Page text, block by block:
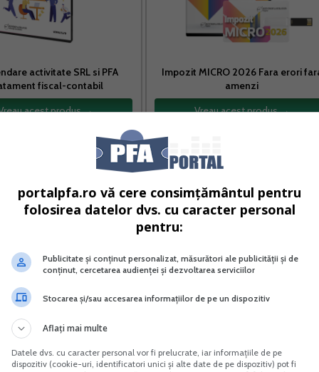
activitate SRL si PFA
fiscal-contabil
acest produs →
Impozit MICRO 2026 Fara erori
amenzi
Vreau acest produs →
documentele necesare pentru inregistrarea
fizice/ghid-suspendare-activitate-pfa-ii-si-if
al Registrului Comertului (ONRC):
„intrerupere temporara de activitate”;
ateste ca pe perioada intreruperii temporare de
portalpfa.ro vă cere consimțământul pentru
folosirea datelor dvs. cu caracter personal
pentru:
Publicitate și conținut personalizat, măsurători ale publicității și de
conținut, cercetarea audienței și dezvoltarea serviciilor
Stocarea și/sau accesarea informațiilor de pe un dispozitiv
Aflați mai multe
Datele dvs. cu caracter personal vor fi prelucrate, iar informațiile de pe
dispozitiv (cookie-uri, identificatori unici și alte date de pe dispozitiv) pot fi